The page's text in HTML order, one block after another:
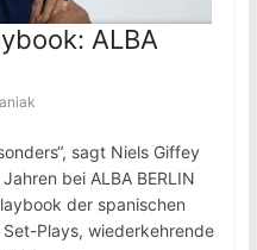
ALBA
sagt Niels Giffey
bei ALBA BERLIN
der spanischen
Plays, wiederkehrende